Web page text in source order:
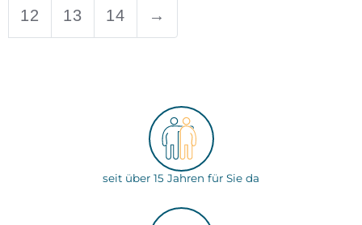
12 13 14 →
seit über 15 Jahren für Sie da